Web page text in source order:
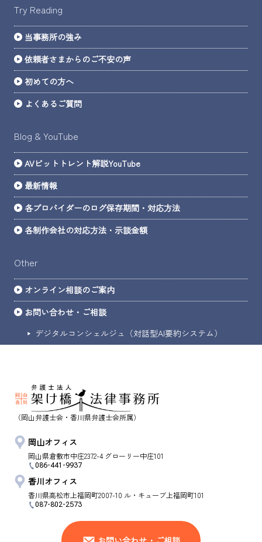
Try Reading
当事務所の強み
依頼者さまからのご不安の声
初めての方へ
よくあるご質問
Blog & YouTube
AVビットトレント解説YouTube
最新情報
各プロバイダーのログ保存期間・対応方法
各制作会社の対応方法・示談金額
Other
オンライン相談のご案内
お問い合わせ・ご相談
デジタルコンシェルジュ（対話型AI要約システム）
（岡山弁護士会・香川県弁護士会所属）
岡山オフィス
岡山県倉敷市中庄2372-4 グローリー中庄101
086-441-9937
香川オフィス
香川県高松市 上福岡町2007-10 ル・キューブ上福岡町101
087-802-2573